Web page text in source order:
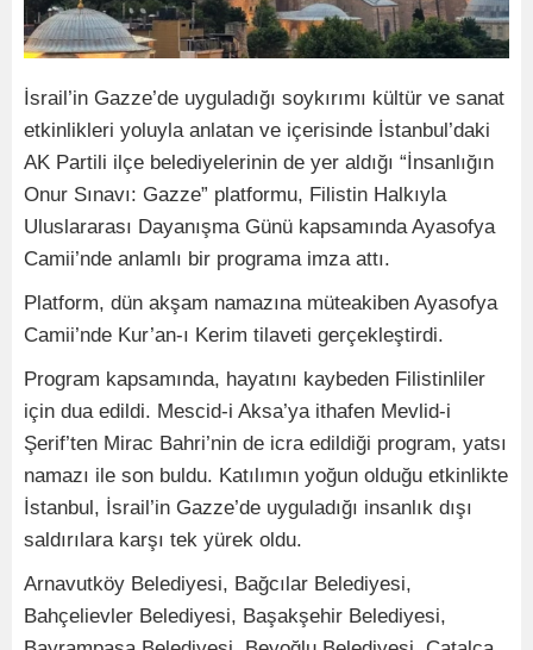
İsrail’in Gazze’de uyguladığı soykırımı kültür ve sanat
etkinlikleri yoluyla anlatan ve içerisinde İstanbul’daki
AK Partili ilçe belediyelerinin de yer aldığı “İnsanlığın
Onur Sınavı: Gazze” platformu, Filistin Halkıyla
Uluslararası Dayanışma Günü kapsamında Ayasofya
Camii’nde anlamlı bir programa imza attı.
Platform, dün akşam namazına müteakiben Ayasofya
Camii’nde Kur’an-ı Kerim tilaveti gerçekleştirdi.
Program kapsamında, hayatını kaybeden Filistinliler
için dua edildi. Mescid-i Aksa’ya ithafen Mevlid-i
Şerif’ten Mirac Bahri’nin de icra edildiği program, yatsı
namazı ile son buldu. Katılımın yoğun olduğu etkinlikte
İstanbul, İsrail’in Gazze’de uyguladığı insanlık dışı
saldırılara karşı tek yürek oldu.
Arnavutköy Belediyesi, Bağcılar Belediyesi,
Bahçelievler Belediyesi, Başakşehir Belediyesi,